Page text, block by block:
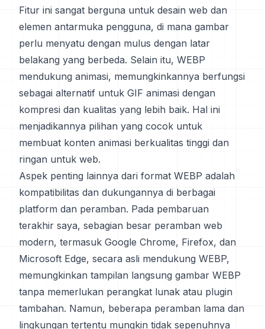
Fitur ini sangat berguna untuk desain web dan
elemen antarmuka pengguna, di mana gambar
perlu menyatu dengan mulus dengan latar
belakang yang berbeda. Selain itu, WEBP
mendukung animasi, memungkinkannya berfungsi
sebagai alternatif untuk GIF animasi dengan
kompresi dan kualitas yang lebih baik. Hal ini
menjadikannya pilihan yang cocok untuk
membuat konten animasi berkualitas tinggi dan
ringan untuk web.
Aspek penting lainnya dari format WEBP adalah
kompatibilitas dan dukungannya di berbagai
platform dan peramban. Pada pembaruan
terakhir saya, sebagian besar peramban web
modern, termasuk Google Chrome, Firefox, dan
Microsoft Edge, secara asli mendukung WEBP,
memungkinkan tampilan langsung gambar WEBP
tanpa memerlukan perangkat lunak atau plugin
tambahan. Namun, beberapa peramban lama dan
lingkungan tertentu mungkin tidak sepenuhnya